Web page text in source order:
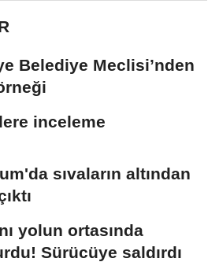
Belediye Meclisi’nden
inceleme
sıvaların altından
yolun ortasında
Sürücüye saldırdı